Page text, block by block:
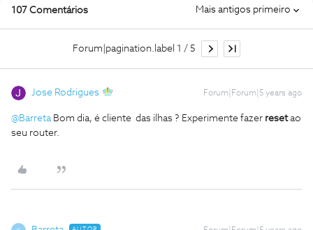
107 Comentários Mais antigos primeiro
Forum|pagination.label 1 / 5
Jose Rodrigues Forum|Forum|5 years ago
@BarretaBom dia, é cliente das ilhas ? Experimente fazer resetao
seu router.